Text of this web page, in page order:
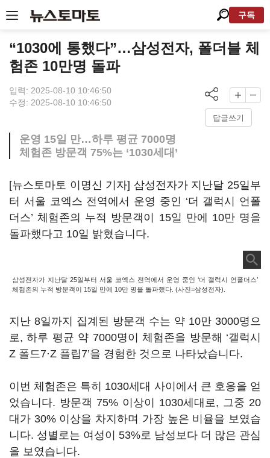
구독
“1030에 통했다”…삼성전자, 폴더블 체
험존 10만명 돌파
입력: 2025-08-10 10:46:50
수정: 2025-08-10 10:46:50
답글쓰기
운영 15일 만…하루 평균 7000명
체험존 방문객 75%는 ‘1030세대’
[뉴스토마토 이명신 기자] 삼성전자가 지난달 25일부
터 서울 코엑스 전역에서 운영 중인 ‘더 갤럭시 언폴
더스’ 체험존의 누적 방문객이 15일 만에 10만 명을
돌파했다고 10일 밝혔습니다.
삼성전자가 지난달 25일부터 서울 코엑스 전역에서 운영 중인 ‘더 갤럭시 언폴더스’
체험존의 누적 방문객이 15일 만에 10만 명을 돌파했다. (사진=삼성전자).
지난 8일까지 집계된 방문객 수는 약 10만 3000명으
로, 하루 평균 약 7000명이 체험존을 방문해 ‘갤럭시
Z 폴드7·Z 플립7’을 경험한 것으로 나타났습니다.
이번 체험존은 특히 1030세대 사이에서 큰 호응을 얻
었습니다. 방문객 75% 이상이 1030세대로, 그중 20
대가 30% 이상을 차지하며 가장 높은 비율을 보였습
니다. 성별로는 여성이 53%로 남성보다 더 많은 관심
을 보였습니다.